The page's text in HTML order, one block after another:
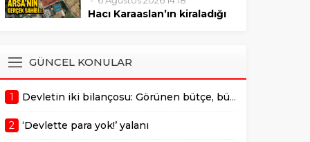
sonrasında verilmelidir."
Mustafa Özkan, Çukurova’da
dair usulsüzlük şüphelerini
gündeme taşıdı. Özkan,
sürecin takipçisi olduklarını
Hacı Karaaslan’ın kiraladığı
ADANA –
geçtiğimiz günlerde
Adana Büyükşehir
GÜNCEL KONULAR
1 Devletin iki bilançosu: Görünen bütçe, bütçe dışı riskler ve hazineyi bekleyen yük
2 ‘Devlette para yok!’ yalanı